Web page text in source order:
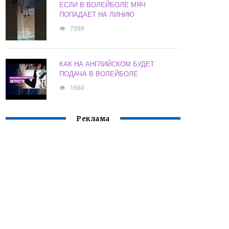
ЕСЛИ В ВОЛЕЙБОЛЕ МЯЧ
ПОПАДАЕТ НА ЛИНИЮ
7399
КАК НА АНГЛИЙСКОМ БУДЕТ
ПОДАЧА В ВОЛЕЙБОЛЕ
1660
Реклама